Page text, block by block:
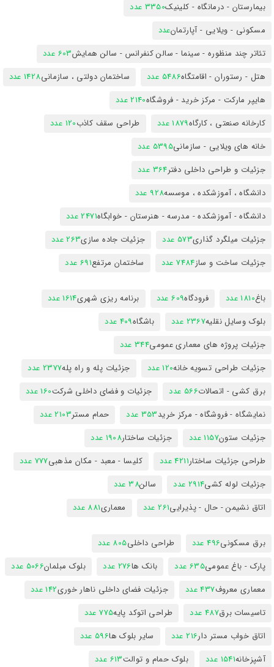
بیمارستان - درمانگاه - کلینیک3350 عدد
مسکونی - ویلایی - آپارتمانعدد
تئاتر چند منظوره - سینما - سالن کنفرانس - سالن همایش603 عدد
هتل - رستوران - اقامتگاه5486 عدد ساختمان دولتی ، سازمانی1428 عدد
هایپر مارکت - مرکز خرید - فروشگاه2140 عدد
کارخانه صنعتی ، کارگاه1879 عدد طراحی سقف کاذب120 عدد
خانه های ویلایی - سازمانی5395 عدد
جزئیات و طراحی داخلی دفتر364 عدد
دانشگاه ، آموزشکده ، موسسه928 عدد
دانشگاه - آموزشکده - مدرسه - هنرستان - خوابگاه2471 عدد
جزئیات میلگرد گذاری573 عدد جزئیات جاده سازی263 عدد
جزئیات ساخت و ساز7484 عدد ساختمان مرتفع691 عدد
باغ1810 عدد فرودگاه609 عدد برنامه ریزی شهری1614 عدد
بلوک وسایل نقلیه2367 عدد باشگاه409 عدد
جزئیات پروژه های معماری عمومی344 عدد
جزئیات طراحی تسویه خانه120 عدد جزئیات پله و راه پله2377 عدد
برق کشی - اتصالات566 عدد جزئیات و فضای داخلی شرکت160 عدد
نمایشگاه - فروشگاه - مرکز خرید353 عدد حمام مستر2103 عدد
جزئیات ستون1157 عدد جزئیات ساختار1908 عدد
طراحی جزئیات ساختار4211 عدد کلیسا - معبد - مکان مذهبی777 عدد
جزئیات لوله کشی2914 عدد سالن38 عدد
اتاق نشیمن - حال - پذیرایی261 عدد معماری881 عدد
برق مسکونی496 عدد طراحی داخلی805 عدد
پارک - باغ عمومی635 عدد بانک ها276 عدد بلوک مبلمان5066 عدد
معماری معروف437 عدد جزئیات فضای داخلی ناهار خوری142 عدد
تاسیسات برق487 عدد طراحی اتوکد پایه775 عدد
اتاق خواب مستر دار216 عدد سایر بلوک ها596 عدد
آشپزخانه1541 عدد بلوک حمام و توالت613 عدد